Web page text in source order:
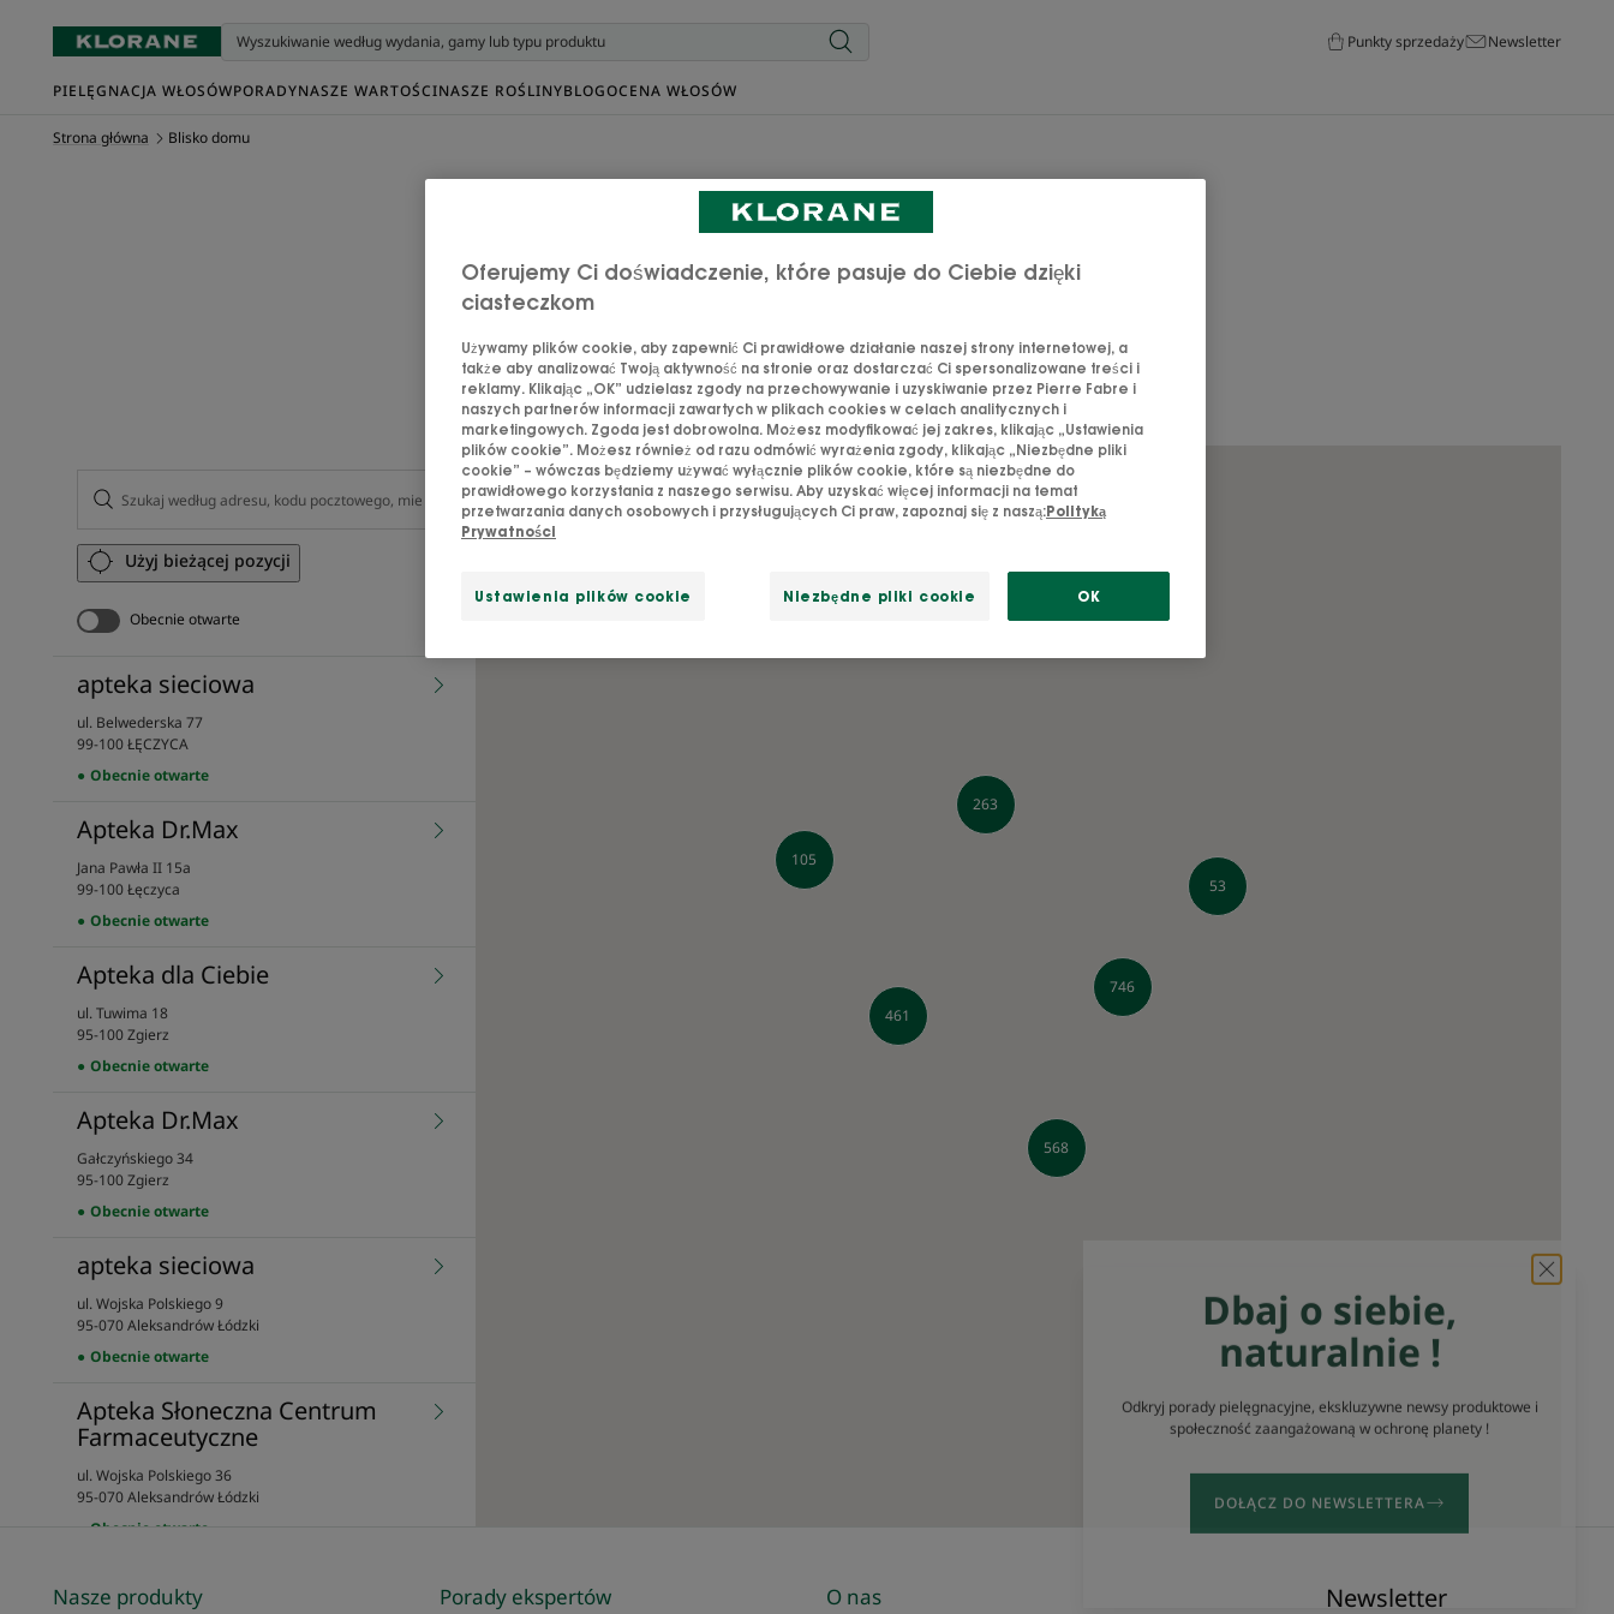
Punkty sprzedaży Newsletter
PIELĘGNACJA WŁOSÓWPORADYNASZE WARTOŚCINASZE ROŚLINYBLOGOCENA WŁOSÓW
Strona główna Blisko domu
Gdzie kupisz produkty Klorane?
Dowiedz się w szybki sposób, gdzie w Twojej okolicy można kupić nasze produkty.
Znajdź produkty Klorane online za pośrednictwem
Użyj bieżącej pozycji
Obecnie otwarte
apteka sieciowa
ul. Belwederska 77
99-100 ŁĘCZYCA
Obecnie otwarte
Apteka Dr.Max
Jana Pawła II 15a
99-100 Łęczyca
Obecnie otwarte
Apteka dla Ciebie
ul. Tuwima 18
95-100 Zgierz
Obecnie otwarte
Apteka Dr.Max
Gałczyńskiego 34
95-100 Zgierz
Obecnie otwarte
apteka sieciowa
ul. Wojska Polskiego 9
95-070 Aleksandrów Łódzki
Obecnie otwarte
Apteka Słoneczna Centrum
Farmaceutyczne
ul. Wojska Polskiego 36
95-070 Aleksandrów Łódzki
Obecnie otwarte
Apteka dla Ciebie
568
746
461
263
105
53
Dbaj o siebie,
naturalnie !
Odkryj porady pielęgnacyjne, ekskluzywne newsy produktowe i
DOŁĄCZ DO NEWSLETTERA
Newsletter
Nasze produkty Porady ekspertów O nas
Oferujemy Ci doświadczenie, które pasuje do Ciebie dzięki
ciasteczkom
Używamy plików cookie, aby zapewnić Ci prawidłowe działanie naszej strony internetowej, a
także aby analizować Twoją aktywność na stronie oraz dostarczać Ci spersonalizowane treści i
reklamy. Klikając „OK” udzielasz zgody na przechowywanie i uzyskiwanie przez Pierre Fabre i
naszych partnerów informacji zawartych w plikach cookies w celach analitycznych i
marketingowych. Zgoda jest dobrowolna. Możesz modyfikować jej zakres, klikając „Ustawienia
plików cookie”. Możesz również od razu odmówić wyrażenia zgody, klikając „Niezbędne pliki
cookie” – wówczas będziemy używać wyłącznie plików cookie, które są niezbędne do
prawidłowego korzystania z naszego serwisu. Aby uzyskać więcej informacji na temat
przetwarzania danych osobowych i przysługujących Ci praw, zapoznaj się z naszą:Polityką
Prywatności
Ustawienia plików cookie Niezbędne pliki cookie OK